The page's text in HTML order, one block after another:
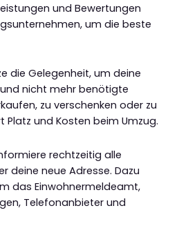
und Bewertungen
um die beste
die Gelegenheit, um deine
nicht mehr benötigte
zu verschenken oder zu
Platz und Kosten beim Umzug.
rechtzeitig alle
deine neue Adresse. Dazu
das Einwohnermeldeamt,
Telefonanbieter und